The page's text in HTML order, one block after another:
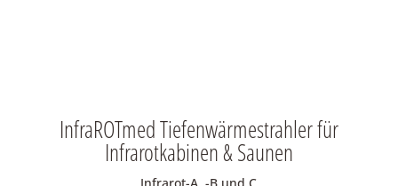
InfraROTmed Tiefenwärmestrahler für
Infrarotkabinen & Saunen
Infrarot-A, -B und C